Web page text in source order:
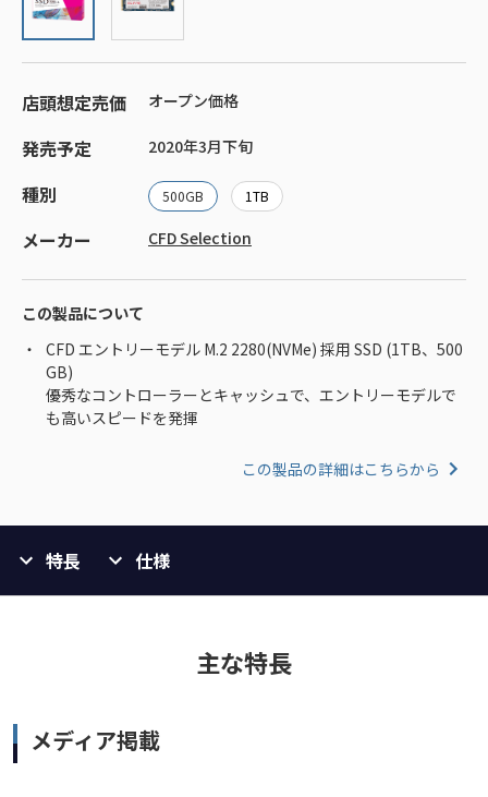
店頭想定売価 オープン価格
発売予定 2020年3月下旬
種別 500GB 1TB
メーカー CFD Selection
この製品について
CFD エントリーモデル M.2 2280(NVMe) 採用 SSD (1TB、500
GB)
優秀なコントローラーとキャッシュで、エントリーモデルで
も高いスピードを発揮
この製品の詳細はこちらから
特長 仕様
主な特長
メディア掲載